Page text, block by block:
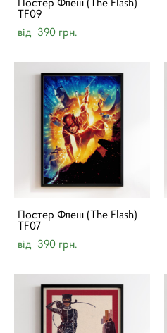
TF09
від 390 грн.
Постер Флеш (The Flash)
TF07
від 390 грн.